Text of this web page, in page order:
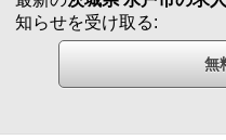
知らせを受け取る: